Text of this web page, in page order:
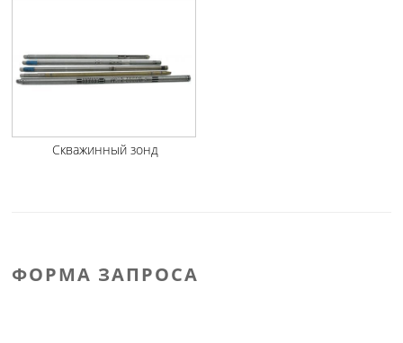
Скважинный зонд
ФОРМА ЗАПРОСА